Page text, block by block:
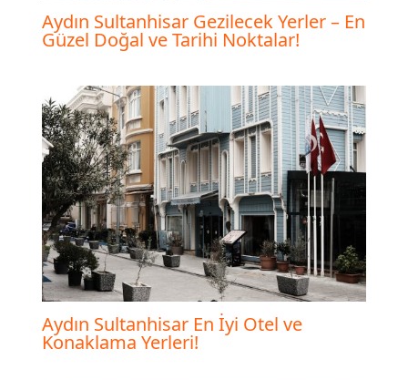
Aydın Sultanhisar Gezilecek Yerler – En
Güzel Doğal ve Tarihi Noktalar!
Aydın Sultanhisar En İyi Otel ve
Konaklama Yerleri!